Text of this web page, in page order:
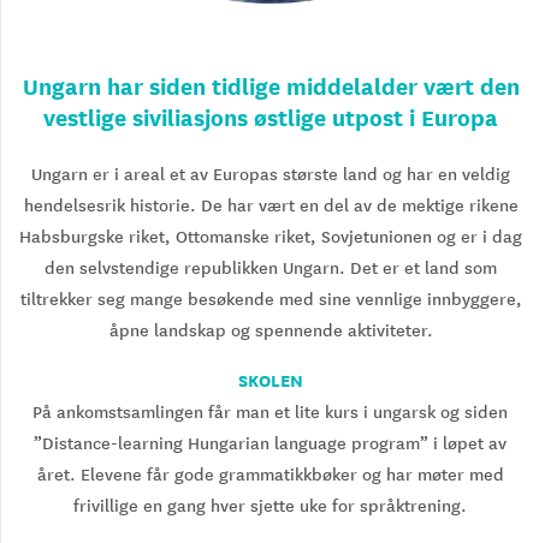
Ungarn har siden tidlige middelalder vært den
vestlige siviliasjons østlige utpost i Europa
Ungarn er i areal et av Europas største land og har en veldig
hendelsesrik historie. De har vært en del av de mektige rikene
Habsburgske riket, Ottomanske riket, Sovjetunionen og er i dag
den selvstendige republikken Ungarn. Det er et land som
tiltrekker seg mange besøkende med sine vennlige innbyggere,
åpne landskap og spennende aktiviteter.
SKOLEN
På ankomstsamlingen får man et lite kurs i ungarsk og siden
”Distance-learning Hungarian language program” i løpet av
året. Elevene får gode grammatikkbøker og har møter med
frivillige en gang hver sjette uke for språktrening.